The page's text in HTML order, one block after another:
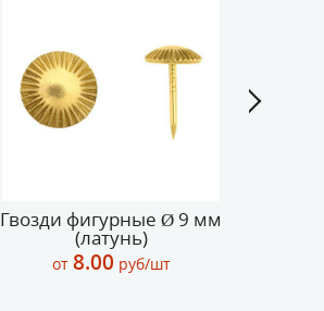
Гвозди фигурные Ø 9 мм
(латунь)
от 8.00 руб/шт